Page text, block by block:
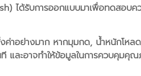
ได้รับการออกแบบมาเพื่อทดสอบ
าอย่างมาก หากมุมกด, น้ำหนักโหล
ละอาจทำให้ข้อมูลในการควบคุมคุ